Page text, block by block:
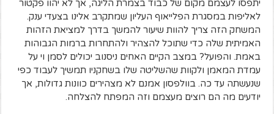
יתפסו לעצמם מקום של כבוד בצמרת הליגה, אך לא יהוו פקטור
לאליפות במסגרת הפלייאוף העליון שמתקרב אלינו בצעדי ענק.
המשחק הזה צריך להוות שיעור להמשך בדרך למציאת הזהות
האמיתית שלה כדי שתוכל להצהיר ולהתחרות ברמות הגבוהות
באמת. והפועל? במצב הקיים האחים ניסנוב יכולים לסמן וי על
עמדת המאמן ולקוות שהשליטה שלו בשחקניו תמשיך לעבוד כפי
שנעשתה עד כה. בוולפסון אמנם לא מצהירים כוונות גדולות, אך
יודעים מה הם רוצים מעצמם וזה המפתח להצלחה.